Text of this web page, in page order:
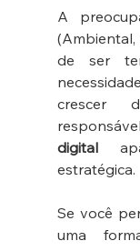
A
de ser
crescer
digital
estratégica.
Se você
uma